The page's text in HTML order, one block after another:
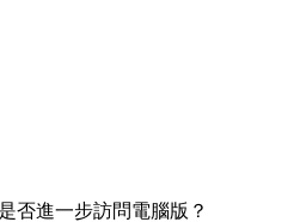
否進一步訪問電腦版？